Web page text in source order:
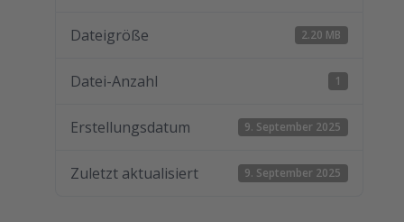
Dateigröße 2.20 MB
Datei-Anzahl 1
Erstellungsdatum 9. September 2025
Zuletzt aktualisiert 9. September 2025